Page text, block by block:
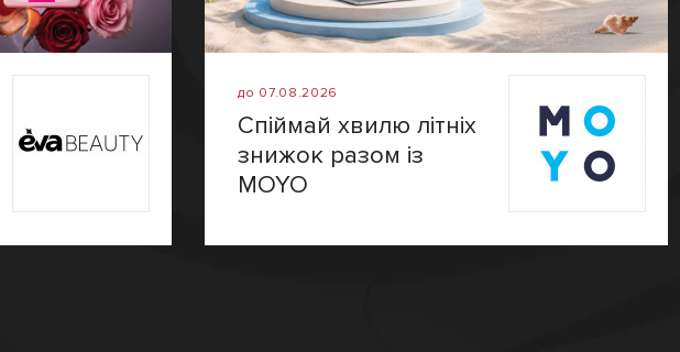
до 07.08.2026
Спіймай хвилю літніх
знижок разом із
MOYO